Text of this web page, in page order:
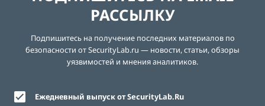
РАССЫЛКУ
Подпишитесь на получение последних материалов по
безопасности от SecurityLab.ru — новости, статьи, обзоры
уязвимостей и мнения аналитиков.
Ежедневный выпуск от SecurityLab.Ru